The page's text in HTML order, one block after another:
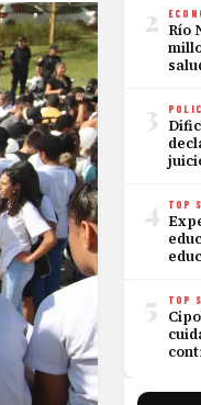
2 Río
3
4 TOP
5 TOP